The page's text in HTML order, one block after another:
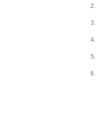
2.
3.
4.
5.
6.